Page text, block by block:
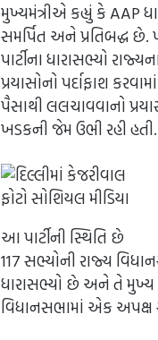
મુખ્યમંત્રીએ કહ્યું કે AAP
સમર્પિત અને પ્રતિબદ્ધ
પાર્ટીના ધારાસભ્યો
પ્રયાસોનો પર્દાફાશ
પૈસાથી લલચાવવાનો
ખડકની જેમ ઉભી રહી હતી.
ફોટો સોશિયલ મીડિયા
આ પાર્ટીની સ્થિતિ છે
117 સભ્યોની રાજ્ય
ધારાસભ્યો છે અને તે
વિધાનસભામાં એક